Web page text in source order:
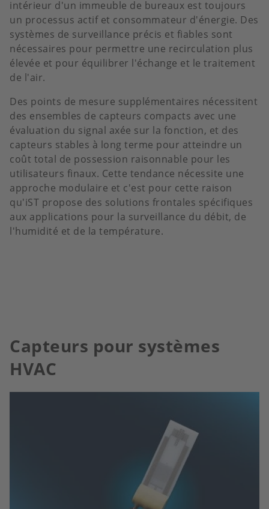
intérieur d'un immeuble de bureaux est toujours
un processus actif et consommateur d'énergie. Des
systèmes de surveillance précis et fiables sont
nécessaires pour permettre une recirculation plus
élevée et pour équilibrer l'échange et le traitement
de l'air.
Des points de mesure supplémentaires nécessitent
des ensembles de capteurs compacts avec une
évaluation du signal axée sur la fonction, et des
capteurs stables à long terme pour atteindre un
coût total de possession raisonnable pour les
utilisateurs finaux. Cette tendance nécessite une
approche modulaire et c'est pour cette raison
qu'iST propose des solutions frontales spécifiques
aux applications pour la surveillance du débit, de
l'humidité et de la température.
Capteurs pour systèmes
HVAC